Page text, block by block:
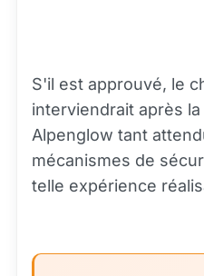
S'il est approuvé, le
interviendrait après
Alpenglow tant
mécanismes de
telle expérience